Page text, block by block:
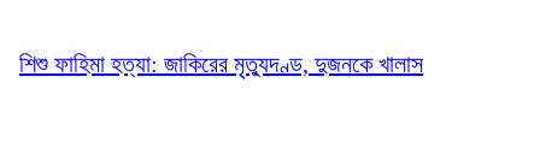
শিশু ফাহিমা হত্যা: জাকিরের মৃত্যুদণ্ড, দুজনকে খালাস